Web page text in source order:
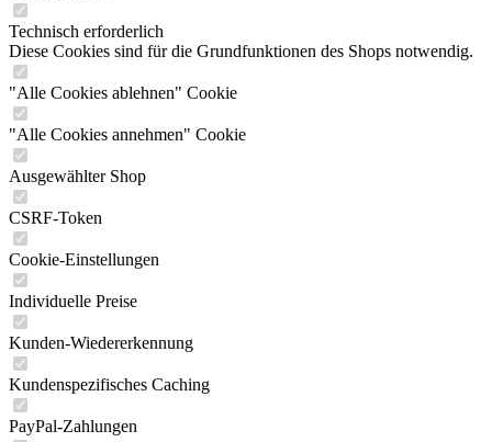
Technisch erforderlich
Diese Cookies sind für die Grundfunktionen des Shops notwendig.
"Alle Cookies ablehnen" Cookie
"Alle Cookies annehmen" Cookie
Ausgewählter Shop
CSRF-Token
Cookie-Einstellungen
Individuelle Preise
Kunden-Wiedererkennung
Kundenspezifisches Caching
PayPal-Zahlungen